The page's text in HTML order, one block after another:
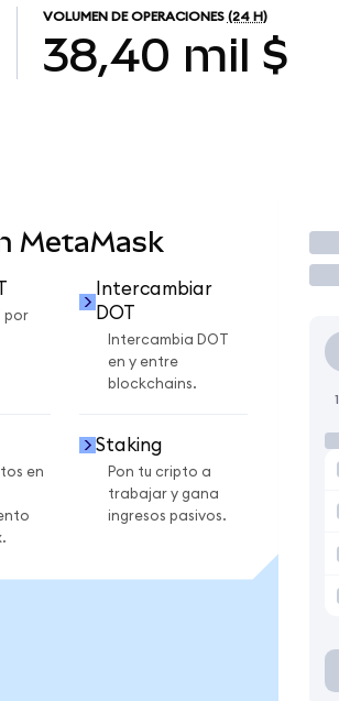
VOLUMEN DE OPERACIONES (24 H)
38,40 mil $
MetaMask
por
Intercambiar
DOT
Intercambia DOT
en y entre
blockchains.
en
Staking
Pon tu cripto a
trabajar y gana
ingresos pasivos.